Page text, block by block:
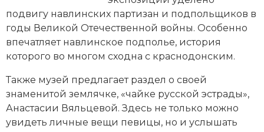
Генеалогия, геральдика
Государство и право
Европа
Империи
Историческая география и топонимика
подвигу навлинских партизан и подпольщиков в
годы Великой Отечественной войны. Особенно
впечатляет навлинское подполье, история
которого во многом сходна с краснодонским.
Также музей предлагает раздел о своей
знаменитой землячке, «чайке русской эстрады»,
Анастасии Вяльцевой. Здесь не только можно
увидеть личные вещи певицы, но и услышать